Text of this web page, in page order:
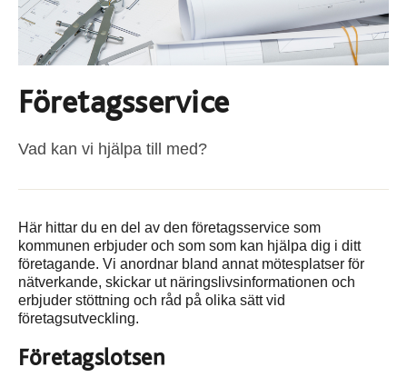
Företagsservice
Vad kan vi hjälpa till med?
Här hittar du en del av den företagsservice som
kommunen erbjuder och som som kan hjälpa dig i ditt
företagande. Vi anordnar bland annat mötesplatser för
nätverkande, skickar ut näringslivsinformationen och
erbjuder stöttning och råd på olika sätt vid
företagsutveckling.
Företagslotsen